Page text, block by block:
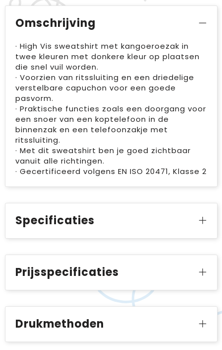
Omschrijving
· High Vis sweatshirt met kangoeroezak in
twee kleuren met donkere kleur op plaatsen
die snel vuil worden.
· Voorzien van ritssluiting en een driedelige
verstelbare capuchon voor een goede
pasvorm.
· Praktische functies zoals een doorgang voor
een snoer van een koptelefoon in de
binnenzak en een telefoonzakje met
ritssluiting.
· Met dit sweatshirt ben je goed zichtbaar
vanuit alle richtingen.
· Gecertificeerd volgens EN ISO 20471, Klasse 2
Specificaties
Prijsspecificaties
Drukmethoden